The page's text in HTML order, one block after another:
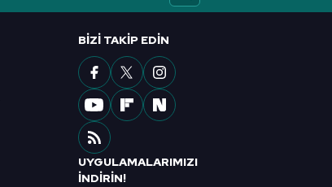
BIZI TAKIP EDIN
UYGULAMALARIMIZI
İNDİRİN!